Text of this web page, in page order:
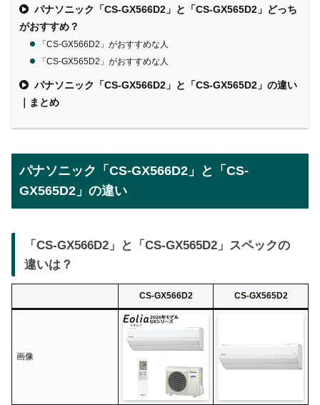
パナソニック「CS-GX566D2」と「CS-GX565D2」どっち
がおすすめ？
「CS-GX566D2」がおすすめな人
「CS-GX565D2」がおすすめな人
パナソニック「CS-GX566D2」と「CS-GX565D2」の違い
｜まとめ
パナソニック「CS-GX566D2」と「CS-
GX565D2」の違い
「CS-GX566D2」と「CS-GX565D2」スペックの
違いは？
CS-GX566D2 CS-GX565D2
画像